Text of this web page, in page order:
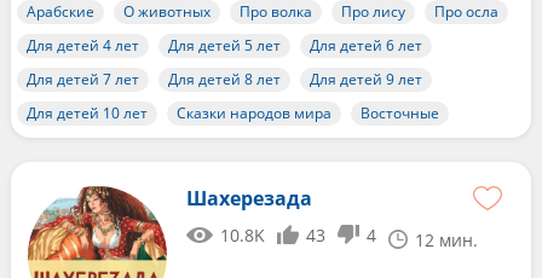
Арабские О животных Про волка Про лису
Про осла
Для детей 4 лет
Для детей 5 лет
Для детей 6 лет
Для детей 7 лет
Для детей 8 лет
Для детей 9 лет
Для детей 10 лет
Сказки народов мира Восточные
Шахерезада
10.8K 43 4 12 мин.